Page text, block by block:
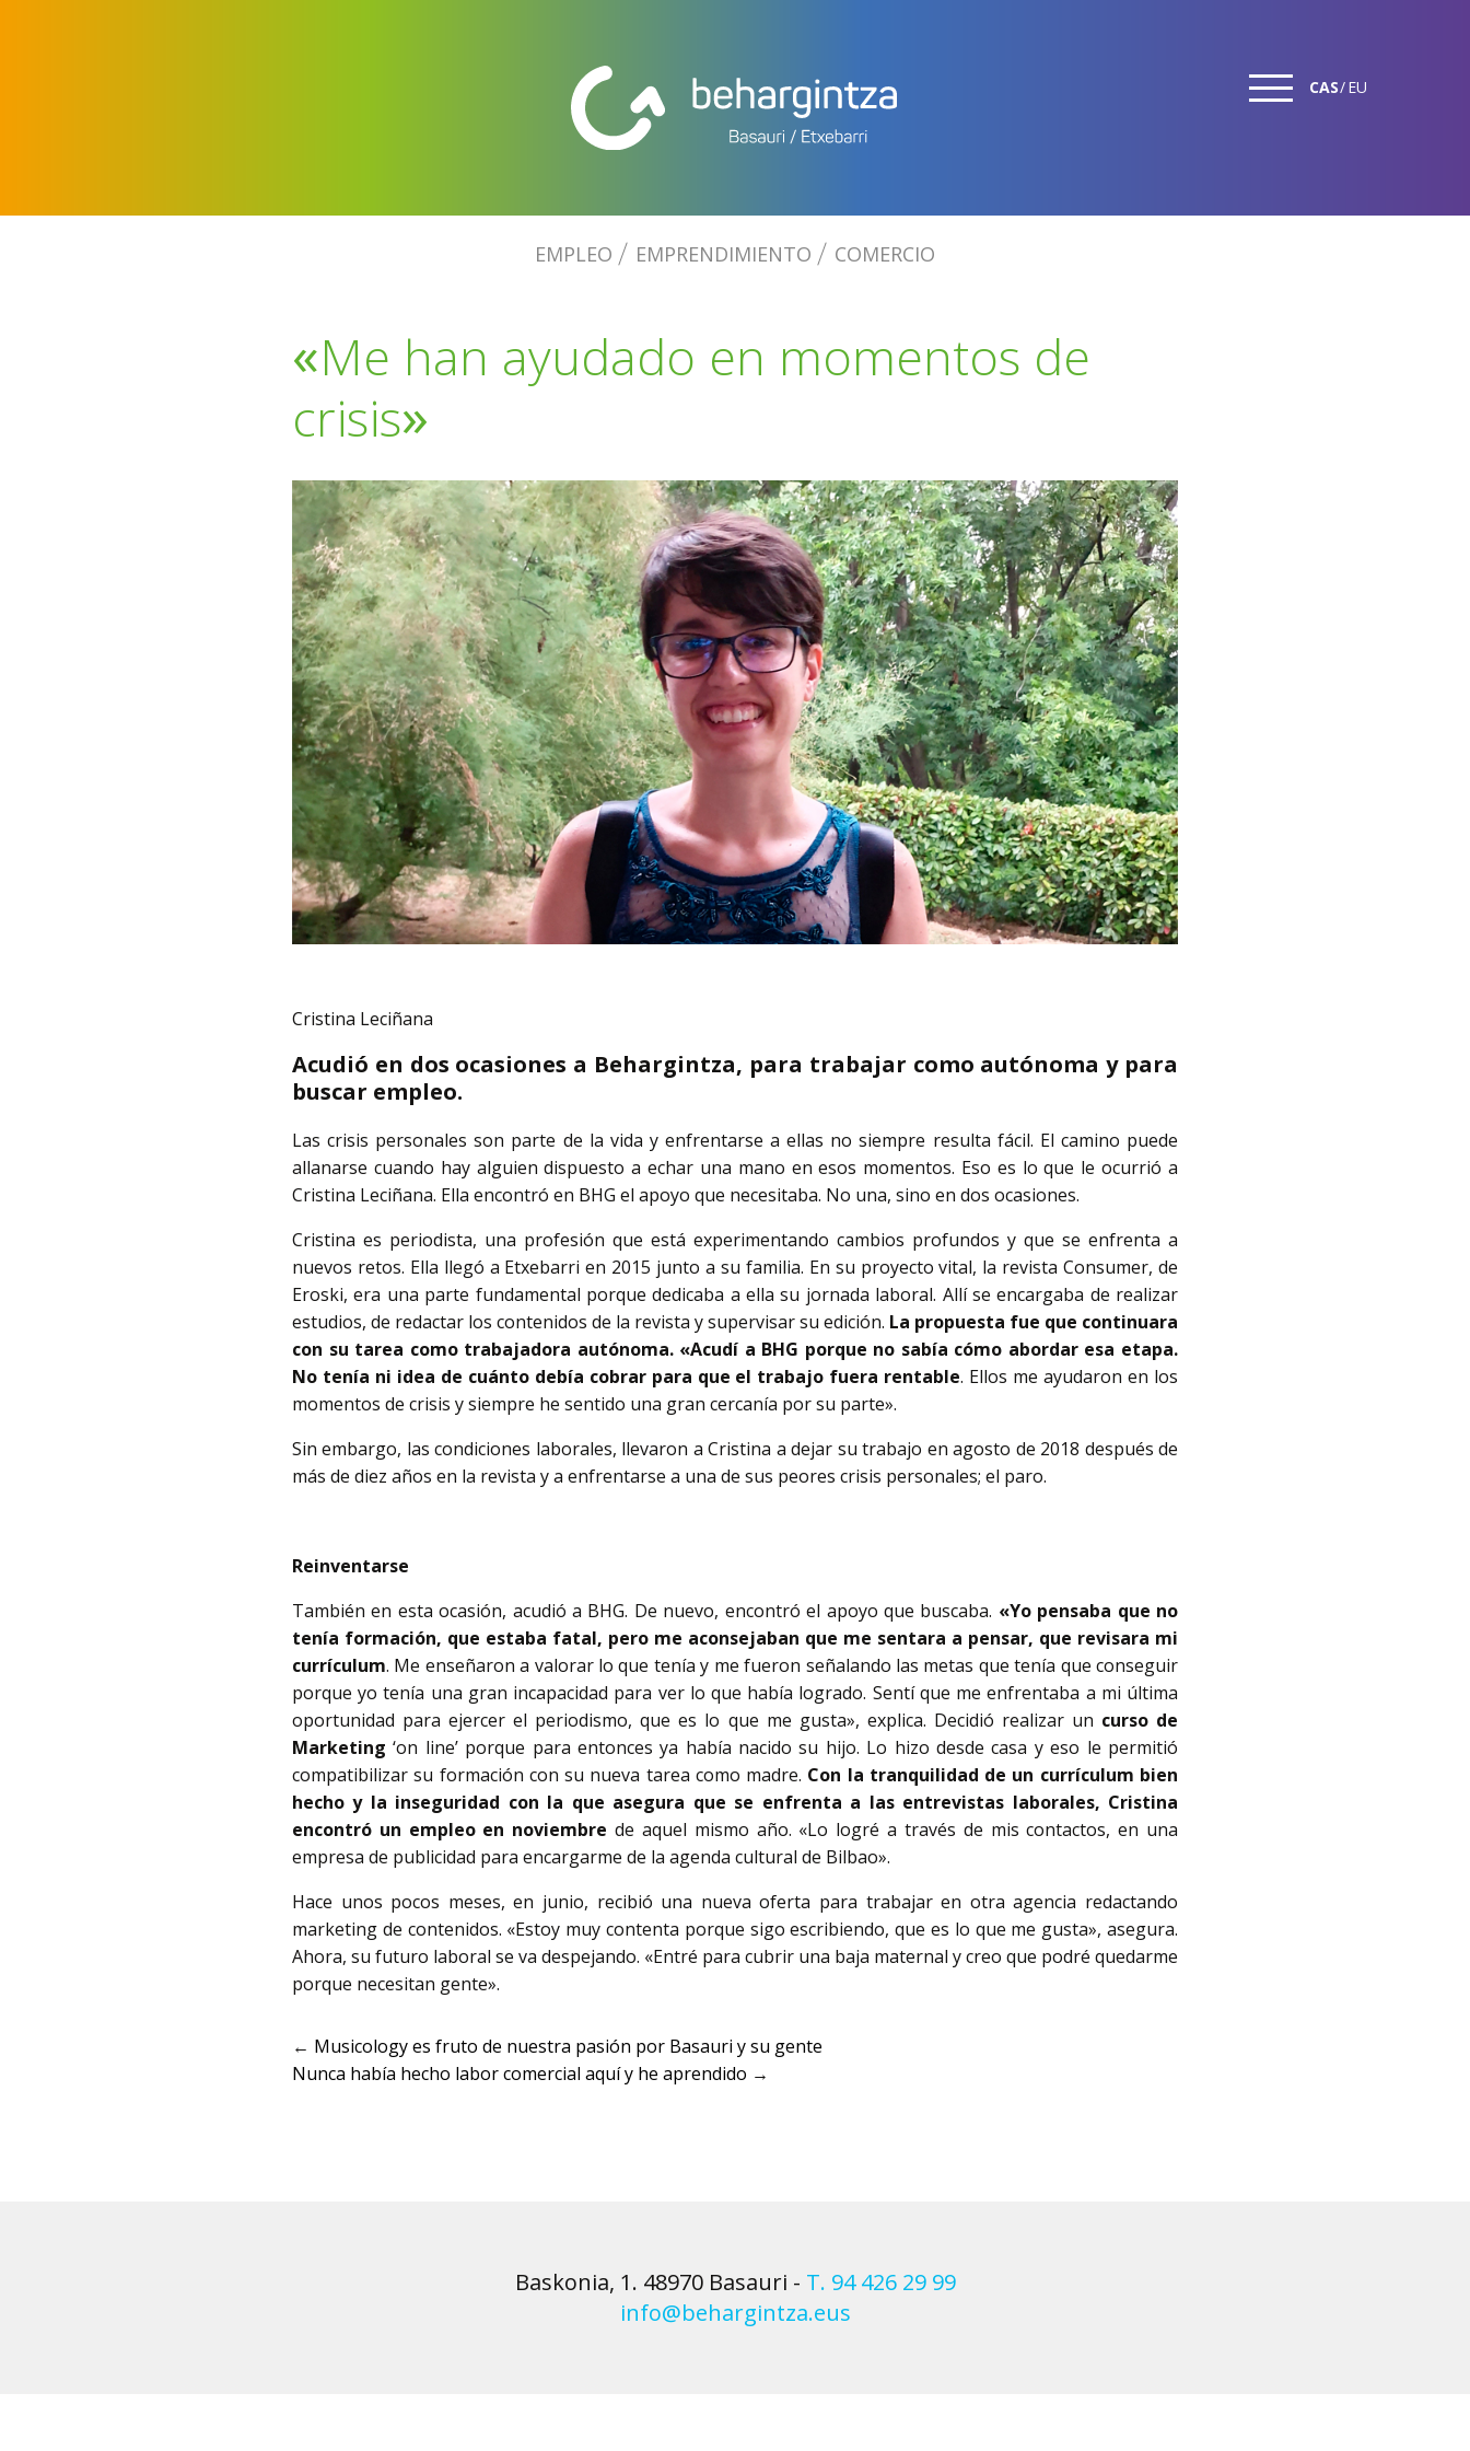
CAS EU
EMPLEO EMPRENDIMIENTO COMERCIO
«Me han ayudado en momentos de
crisis»
Cristina Leciñana
Acudió en dos ocasiones a Behargintza, para trabajar como autónoma y para
buscar empleo.
Las crisis personales son parte de la vida y enfrentarse a ellas no siempre resulta fácil. El camino puede
allanarse cuando hay alguien dispuesto a echar una mano en esos momentos. Eso es lo que le ocurrió a
Cristina Leciñana. Ella encontró en BHG el apoyo que necesitaba. No una, sino en dos ocasiones.
Cristina es periodista, una profesión que está experimentando cambios profundos y que se enfrenta a
nuevos retos. Ella llegó a Etxebarri en 2015 junto a su familia. En su proyecto vital, la revista Consumer, de
Eroski, era una parte fundamental porque dedicaba a ella su jornada laboral. Allí se encargaba de realizar
estudios, de redactar los contenidos de la revista y supervisar su edición. La propuesta fue que continuara
con su tarea como trabajadora autónoma. «Acudí a BHG porque no sabía cómo abordar esa etapa.
No tenía ni idea de cuánto debía cobrar para que el trabajo fuera rentable. Ellos me ayudaron en los
momentos de crisis y siempre he sentido una gran cercanía por su parte».
Sin embargo, las condiciones laborales, llevaron a Cristina a dejar su trabajo en agosto de 2018 después de
más de diez años en la revista y a enfrentarse a una de sus peores crisis personales; el paro.
Reinventarse
También en esta ocasión, acudió a BHG. De nuevo, encontró el apoyo que buscaba. «Yo pensaba que no
tenía formación, que estaba fatal, pero me aconsejaban que me sentara a pensar, que revisara mi
currículum. Me enseñaron a valorar lo que tenía y me fueron señalando las metas que tenía que conseguir
porque yo tenía una gran incapacidad para ver lo que había logrado. Sentí que me enfrentaba a mi última
oportunidad para ejercer el periodismo, que es lo que me gusta», explica. Decidió realizar un curso de
Marketing ‘on line’ porque para entonces ya había nacido su hijo. Lo hizo desde casa y eso le permitió
compatibilizar su formación con su nueva tarea como madre. Con la tranquilidad de un currículum bien
hecho y la inseguridad con la que asegura que se enfrenta a las entrevistas laborales, Cristina
encontró un empleo en noviembre de aquel mismo año. «Lo logré a través de mis contactos, en una
empresa de publicidad para encargarme de la agenda cultural de Bilbao».
Hace unos pocos meses, en junio, recibió una nueva oferta para trabajar en otra agencia redactando
marketing de contenidos. «Estoy muy contenta porque sigo escribiendo, que es lo que me gusta», asegura.
Ahora, su futuro laboral se va despejando. «Entré para cubrir una baja maternal y creo que podré quedarme
porque necesitan gente».
← Musicology es fruto de nuestra pasión por Basauri y su gente
Nunca había hecho labor comercial aquí y he aprendido →
Baskonia, 1. 48970 Basauri - T. 94 426 29 99
info@behargintza.eus